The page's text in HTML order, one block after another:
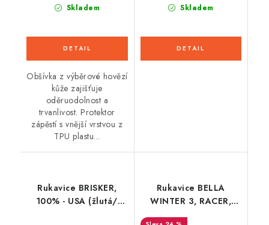
Skladem
Obšívka z výběrové hovězí
kůže zajišťuje
oděruodolnost a
trvanlivost. Protektor
zápěstí s vnější vrstvou z
TPU plastu...
Skladem
Rukavice BRISKER,
100% - USA (žlutá/
Rukavice BELLA
WINTER 3, RACER,
dámské (černá/bordó)